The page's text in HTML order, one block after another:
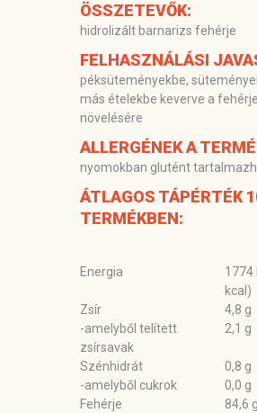
ÖSSZETEVŐK:
hidrolizált barnarizs fehérje
FELHASZNÁLÁSI
péksüteményekbe,
más ételekbe keverve a
növelésére
ALLERGÉNEK A
nyomokban glutént
ÁTLAGOS TÁPÉRTÉK
TERMÉKBEN:
Energia
1774
kcal)
Zsír
4,8 g
-amelyből telített
zsírsavak
2,1 g
Szénhidrát
0,8 g
-amelyből cukrok
0,0 g
Fehérje
84,6 g